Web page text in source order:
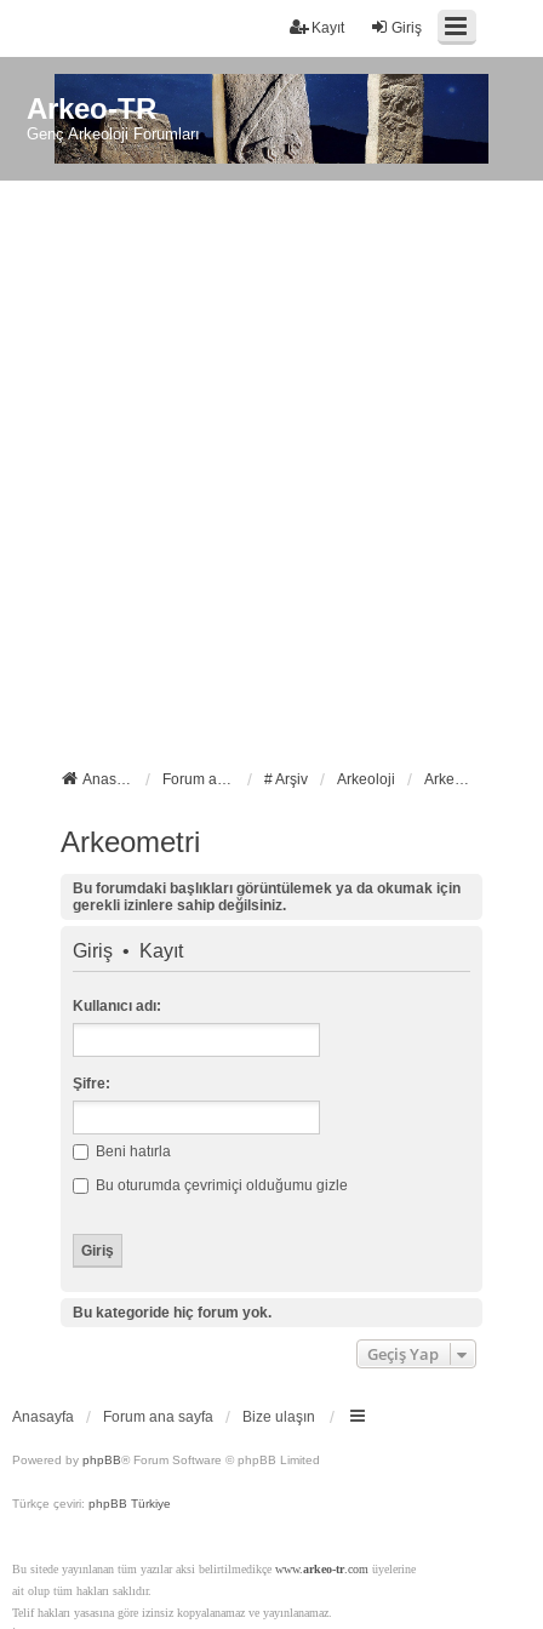
Giriş
Kayıt
Arkeo-TR
Genç Arkeoloji Forumları
Anasayfa Forum ana sayfa # Arşiv Arkeoloji Arkeometri
Arkeometri
Bu forumdaki başlıkları görüntülemek ya da okumak için
gerekli izinlere sahip değilsiniz.
Giriş• Kayıt
Kullanıcı adı:
Şifre:
Beni hatırla
Bu oturumda çevrimiçi olduğumu gizle
Bu kategoride hiç forum yok.
Geçiş Yap
Anasayfa Forum ana sayfa Bize ulaşın
Powered by phpBB® Forum Software © phpBB Limited
Türkçe çeviri: phpBB Türkiye
Bu sitede yayınlanan tüm yazılar aksi belirtilmedikçe www.arkeo-tr.com üyelerine
ait olup tüm hakları saklıdır.
Telif hakları yasasına göre izinsiz kopyalanamaz ve yayınlanamaz.